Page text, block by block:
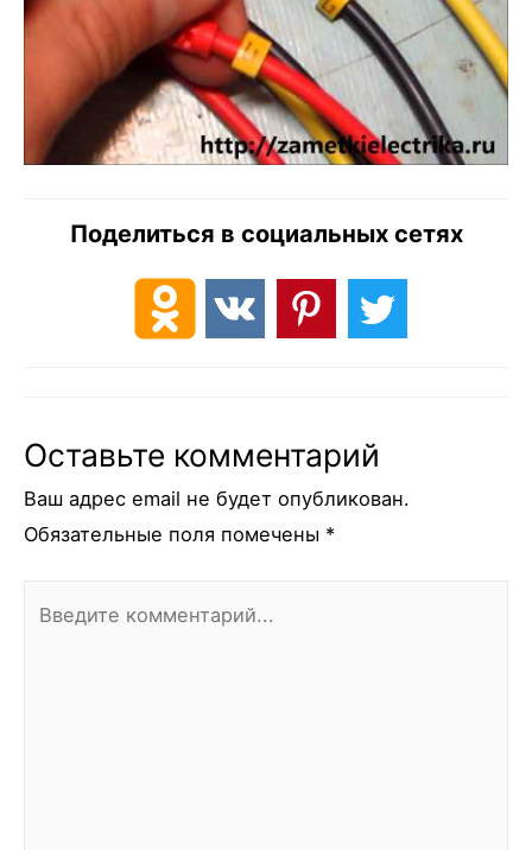
Поделиться в социальных сетях
Оставьте комментарий
Ваш адрес email не будет опубликован.
Обязательные поля помечены *
комментарий...